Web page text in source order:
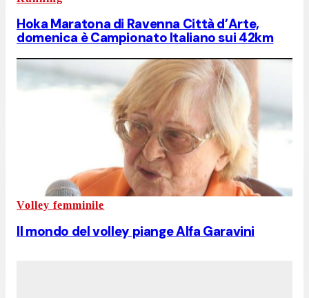
Hoka Maratona di Ravenna Città d’Arte,
domenica è Campionato Italiano sui 42km
Volley femminile
Il mondo del volley piange Alfa Garavini